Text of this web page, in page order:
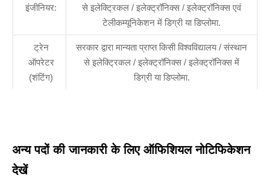
इंजीनियर:
से इलेक्ट्रिकल / इलेक्ट्रॉनिक्स / इलेक्ट्रॉनिक्स एवं
टेलीकम्यूनिकेशन में डिग्री या डिप्लोमा.
ट्रेन
ऑपरेटर
(शंटिंग)
सरकार द्वारा मान्यता प्राप्त किसी विश्वविद्यालय / संस्थान
से इलेक्ट्रिकल / इलेक्ट्रॉनिक्स / इलेक्ट्रॉनिक्स में
डिग्री या डिप्लोमा.
अन्य पदों की जानकारी के लिए ऑफिशियल नोटिफिकेशन
देखें